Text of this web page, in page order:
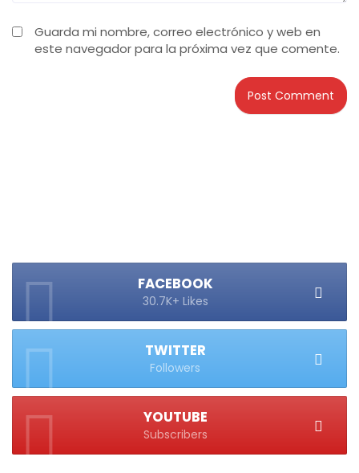
Guarda mi nombre, correo electrónico y web en
este navegador para la próxima vez que comente.
FACEBOOK
30.7K+ Likes
TWITTER
Followers
YOUTUBE
Subscribers